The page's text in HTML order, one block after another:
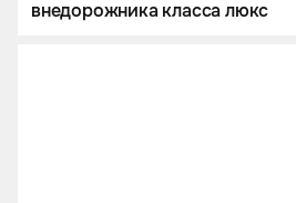
внедорожника класса люкс